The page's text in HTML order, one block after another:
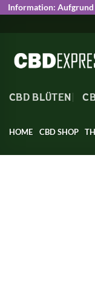
Information: Aufgrund
content
CBD BLÜTEN
HOME CBD SHOP